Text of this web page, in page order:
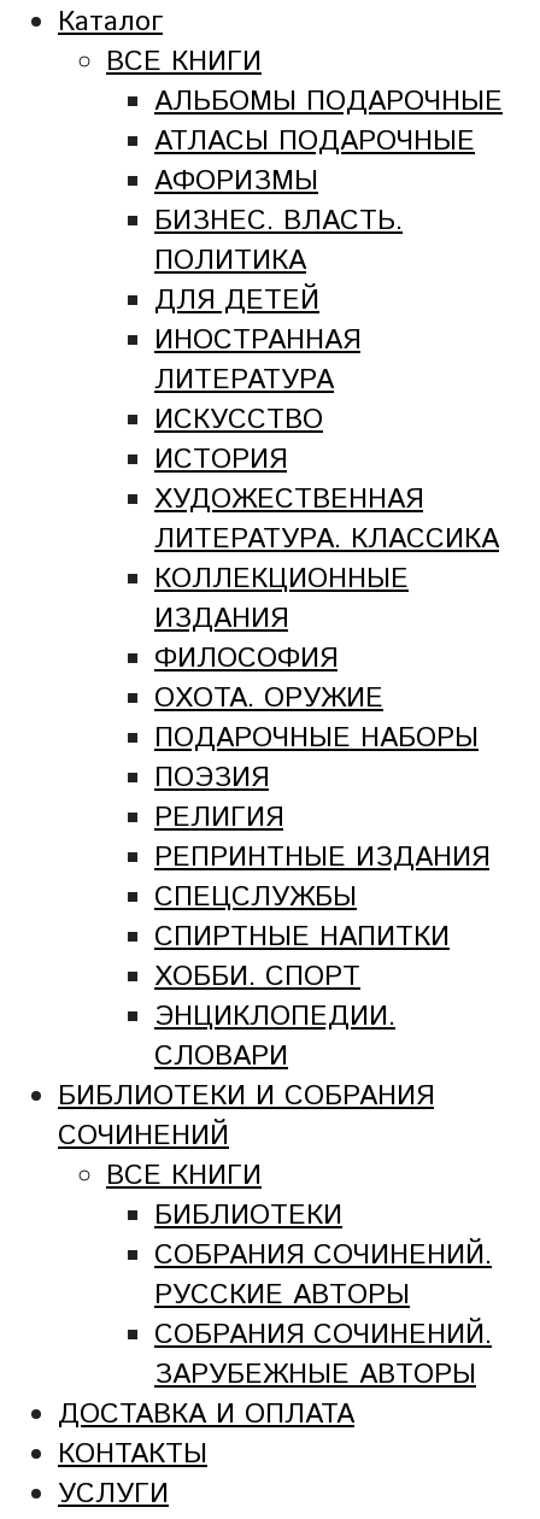
Каталог
ВСЕ КНИГИ
АЛЬБОМЫ ПОДАРОЧНЫЕ
АТЛАСЫ ПОДАРОЧНЫЕ
АФОРИЗМЫ
БИЗНЕС. ВЛАСТЬ.
ПОЛИТИКА
ДЛЯ ДЕТЕЙ
ИНОСТРАННАЯ
ЛИТЕРАТУРА
ИСКУССТВО
ИСТОРИЯ
ХУДОЖЕСТВЕННАЯ
ЛИТЕРАТУРА. КЛАССИКА
КОЛЛЕКЦИОННЫЕ
ИЗДАНИЯ
ФИЛОСОФИЯ
ОХОТА. ОРУЖИЕ
ПОДАРОЧНЫЕ НАБОРЫ
ПОЭЗИЯ
РЕЛИГИЯ
РЕПРИНТНЫЕ ИЗДАНИЯ
СПЕЦСЛУЖБЫ
СПИРТНЫЕ НАПИТКИ
ХОББИ. СПОРТ
ЭНЦИКЛОПЕДИИ.
СЛОВАРИ
БИБЛИОТЕКИ И СОБРАНИЯ
СОЧИНЕНИЙ
ВСЕ КНИГИ
БИБЛИОТЕКИ
СОБРАНИЯ СОЧИНЕНИЙ.
РУССКИЕ АВТОРЫ
СОБРАНИЯ СОЧИНЕНИЙ.
ЗАРУБЕЖНЫЕ АВТОРЫ
ДОСТАВКА И ОПЛАТА
КОНТАКТЫ
УСЛУГИ